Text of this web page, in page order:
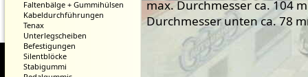
Faltenbälge + Gummihülsen
Kabeldurchführungen
Tenax
Unterlegscheiben
Befestigungen
Silentblöcke
Stabigummi
max. Durchmesser ca. 104
Durchmesser unten ca. 78